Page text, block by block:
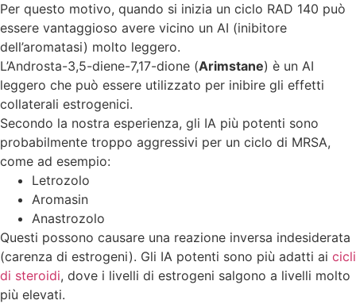
Per questo motivo, quando si inizia un ciclo RAD 140 può
essere vantaggioso avere vicino un AI (inibitore
dell’aromatasi) molto leggero.
L’Androsta-3,5-diene-7,17-dione (Arimstane) è un AI
leggero che può essere utilizzato per inibire gli effetti
collaterali estrogenici.
Secondo la nostra esperienza, gli IA più potenti sono
probabilmente troppo aggressivi per un ciclo di MRSA,
come ad esempio:
Letrozolo
Aromasin
Anastrozolo
Questi possono causare una reazione inversa indesiderata
(carenza di estrogeni). Gli IA potenti sono più adatti ai cicli
di steroidi, dove i livelli di estrogeni salgono a livelli molto
più elevati.